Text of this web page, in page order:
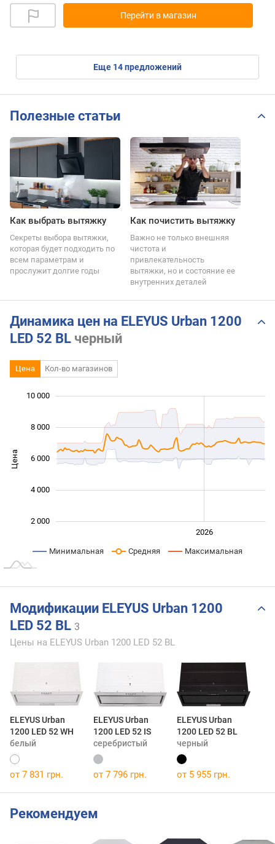
Перейти в магазин
eще 14предложений
Полезные статьи
Как выбрать вытяжку
Секреты выбора вытяжки,
которая будет подходить по
всем параметрам и
прослужит долгие годы
Как почистить вытяжку
Важно не только внешняя
чистота и
привлекательность
вытяжки, но и состояние ее
внутренних деталей
Динамика цен на ELEYUS Urban 1200
LED 52 BL черный
Цена Кол-во магазинов
Цена 10 000
2 000
4 000
6 000
8 000
10 000
2026
Минимальная Средняя Максимальная
Модификации ELEYUS Urban 1200
LED 52 BL 3
Цены на ELEYUS Urban 1200 LED 52 BL
ELEYUS Urban
1200 LED 52 WH
белый
ELEYUS Urban
1200 LED 52 IS
серебристый
ELEYUS Urban
1200 LED 52 BL
черный
от 7 831 грн. от 7 796 грн. от 5 955 грн.
Рекомендуем